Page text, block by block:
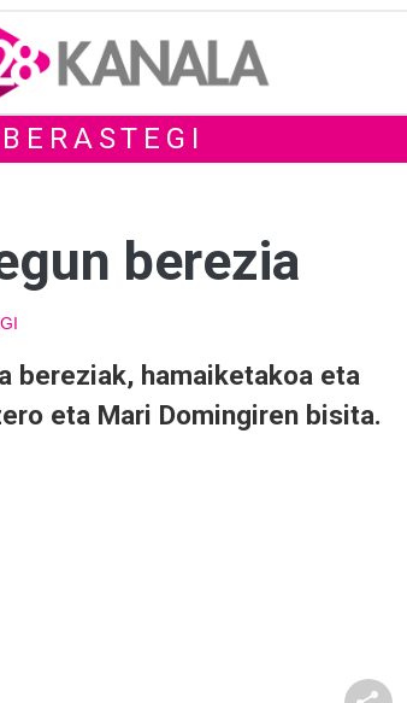
BERASTEGI
berezia
bereziak, hamaiketakoa eta
eta Mari Domingiren bisita.